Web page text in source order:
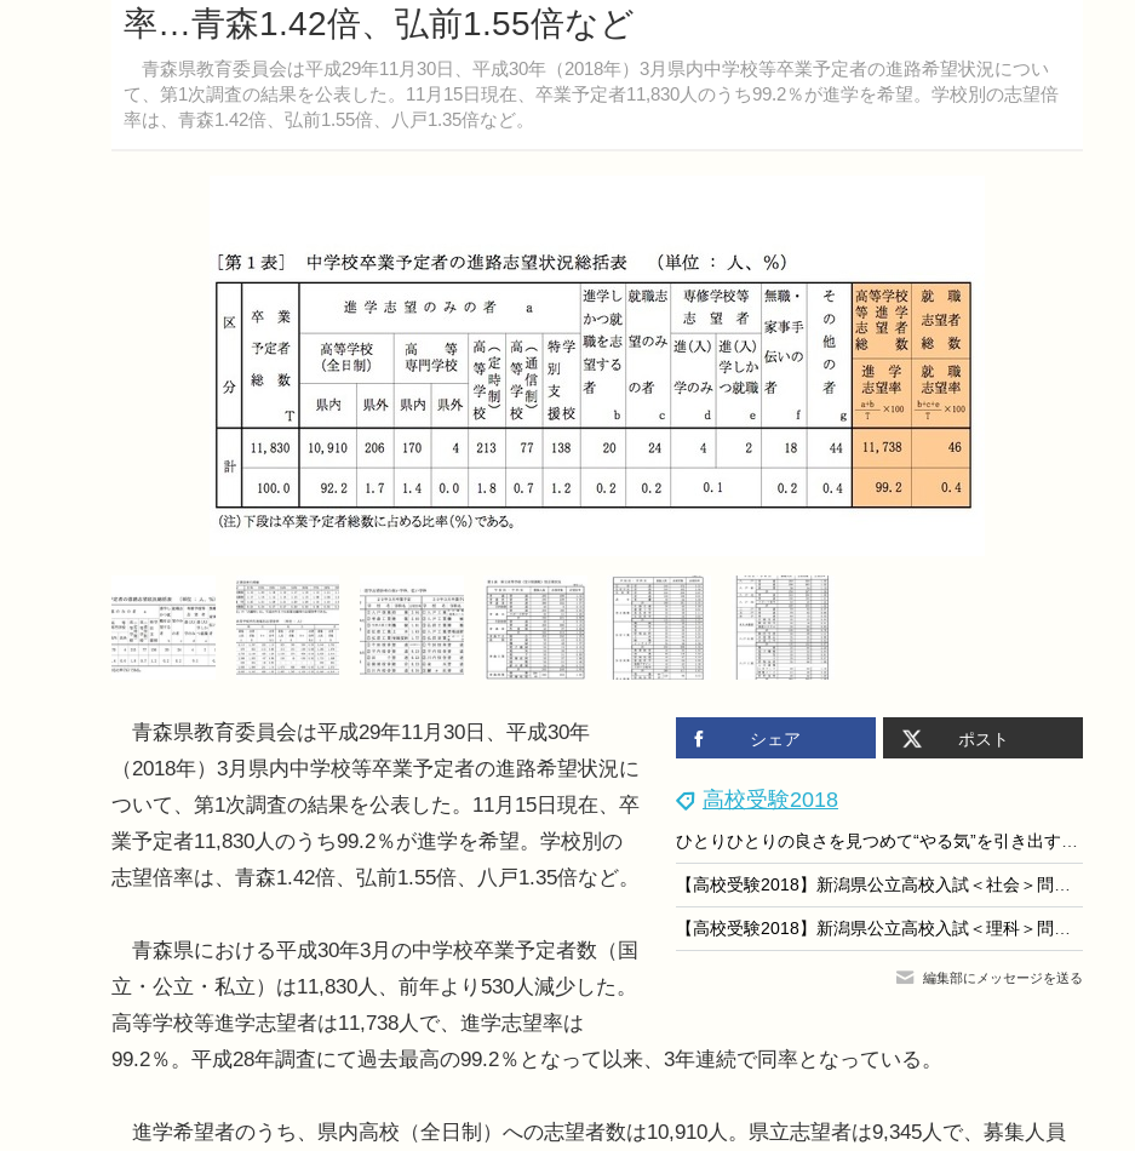
率…青森1.42倍、弘前1.55倍など
青森県教育委員会は平成29年11月30日、平成30年（2018年）3月県内中学校等卒業予定者の進路希望状況につい
て、第1次調査の結果を公表した。11月15日現在、卒業予定者11,830人のうち99.2％が進学を希望。学校別の志望倍
率は、青森1.42倍、弘前1.55倍、八戸1.35倍など。
シェア ポスト
高校受験2018
ひとりひとりの良さを見つめて“やる気”を引き出すスクールIE
【高校受験2018】新潟県公立高校入試＜社会＞問題・正答
【高校受験2018】新潟県公立高校入試＜理科＞問題・正答
編集部にメッセージを送る
青森県教育委員会は平成29年11月30日、平成30年
（2018年）3月県内中学校等卒業予定者の進路希望状況に
ついて、第1次調査の結果を公表した。11月15日現在、卒
業予定者11,830人のうち99.2％が進学を希望。学校別の
志望倍率は、青森1.42倍、弘前1.55倍、八戸1.35倍など。
青森県における平成30年3月の中学校卒業予定者数（国
立・公立・私立）は11,830人、前年より530人減少した。
高等学校等進学志望者は11,738人で、進学志望率は
99.2％。平成28年調査にて過去最高の99.2％となって以来、3年連続で同率となっている。
進学希望者のうち、県内高校（全日制）への志望者数は10,910人。県立志望者は9,345人で、募集人員